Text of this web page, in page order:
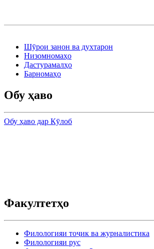
Шӯрои занон ва духтарон
Низомномаҳо
Дастурамалҳо
Барномаҳо
Обу ҳаво
Обу ҳаво дар Кӯлоб
Факултетҳо
Филологияи тоҷик ва журналистика
Филологияи рус